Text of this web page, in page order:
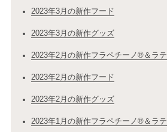
2023年3月の新作フード
2023年3月の新作グッズ
2023年2月の新作フラペチーノ®＆ラテ
2023年2月の新作フード
2023年2月の新作グッズ
2023年1月の新作フラペチーノ®＆ラテ